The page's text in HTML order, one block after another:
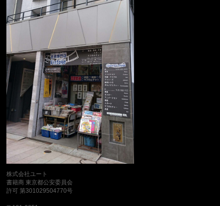
株式会社ユート
書籍商 東京都公安委員会
許可 第301029504770号